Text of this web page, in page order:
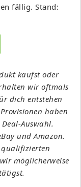
fällig. Stand:
kaufst oder
wir oftmals
dich entstehen
haben
Auswahl.
und Amazon.
qualifizierten
möglicherweise